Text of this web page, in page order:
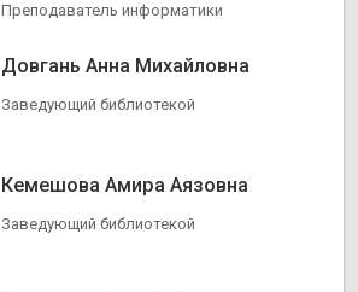
Преподаватель информатики
Довгань Анна Михайловна
Заведующий библиотекой
Кемешова Амира Аязовна
Заведующий библиотекой